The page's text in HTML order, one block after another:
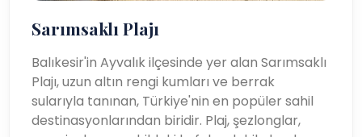
Sarımsaklı Plajı
Balıkesir'in Ayvalık ilçesinde yer alan Sarımsaklı
Plajı, uzun altın rengi kumları ve berrak
sularıyla tanınan, Türkiye'nin en popüler sahil
destinasyonlarından biridir. Plaj, şezlonglar,